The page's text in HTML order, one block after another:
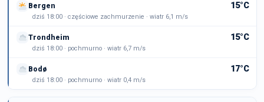
Bergen 15°C
dziś 18:00 · częściowe zachmurzenie · wiatr 6,1 m/s
Trondheim 15°C
dziś 18:00 · pochmurno · wiatr 6,7 m/s
Bodø 17°C
dziś 18:00 · pochmurno · wiatr 0,4 m/s